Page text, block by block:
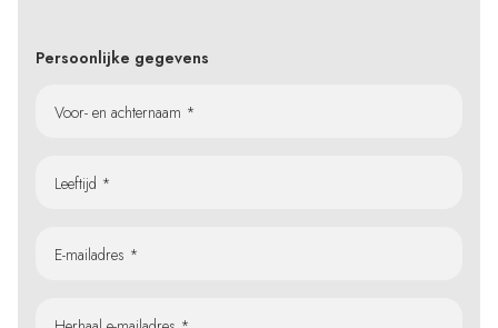
Persoonlijke gegevens
Voor- en achternaam *
Leeftijd *
E-mailadres *